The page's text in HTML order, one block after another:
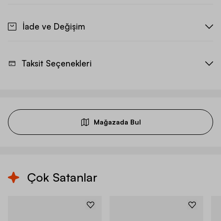
İade ve Değişim
Taksit Seçenekleri
Mağazada Bul
Çok Satanlar